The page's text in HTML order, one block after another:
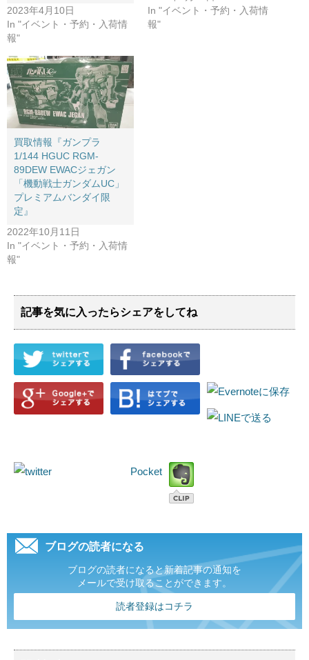
2023年4月10日
In "イベント・予約・入荷情
報"
In "イベント・予約・入荷情
報"
買取情報『ガンプラ
1/144 ​HGUC ​RGM-
89DEW ​EWACジェガン ​
「機動戦士ガンダムUC」 ​
プレミアムバンダイ限
定』
2022年10月11日
In "イベント・予約・入荷情
報"
記事を気に入ったらシェアをしてね
Pocket
ブログの読者になる
ブログの読者になると新着記事の通知を
メールで受け取ることができます。
読者登録はコチラ